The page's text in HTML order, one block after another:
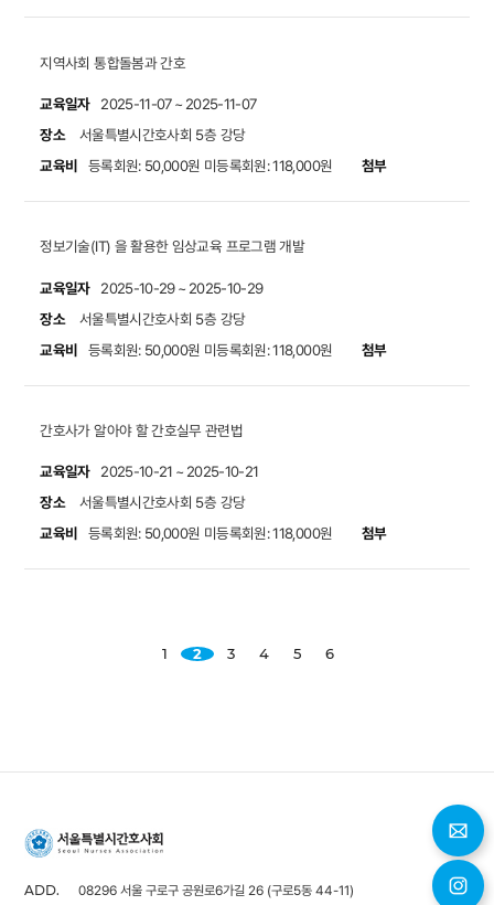
지역사회 통합돌봄과 간호
교육일자 2025-11-07 ~ 2025-11-07
장소 서울특별시간호사회 5층 강당
교육비 등록회원: 50,000원 미등록회원: 118,000원 첨부
정보기술(IT) 을 활용한 임상교육 프로그램 개발
교육일자 2025-10-29 ~ 2025-10-29
장소 서울특별시간호사회 5층 강당
교육비 등록회원: 50,000원 미등록회원: 118,000원 첨부
간호사가 알아야 할 간호실무 관련법
교육일자 2025-10-21 ~ 2025-10-21
장소 서울특별시간호사회 5층 강당
교육비 등록회원: 50,000원 미등록회원: 118,000원 첨부
1 2 3 4 5 6
ADD. 08296 서울 구로구 공원로6가길 26 (구로5동 44-11)